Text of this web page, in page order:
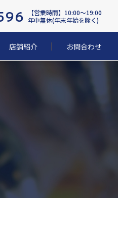
【営業時間】10:00〜19:00
年中無休(年末年始を除く)
店舗紹介 お問合わせ